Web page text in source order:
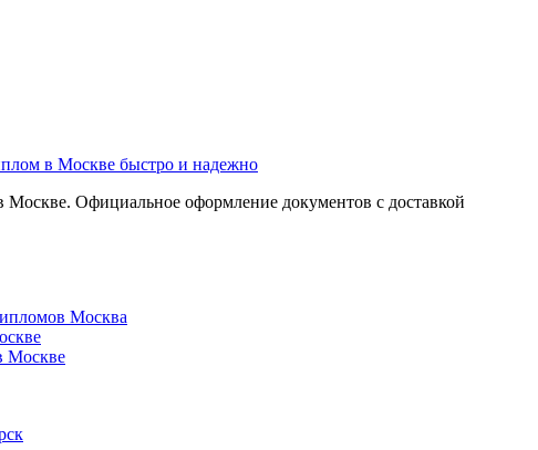
в Москве быстро и надежно
Москве. Официальное оформление документов с доставкой
Москва
Москве